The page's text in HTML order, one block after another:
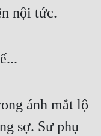
nội tức.
ánh mắt lộ
sợ. Sư phụ